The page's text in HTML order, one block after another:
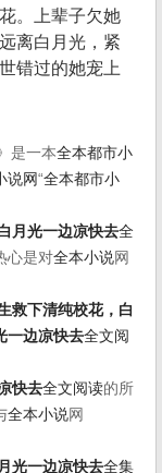
。上辈子欠她
离白月光，紧
错过的她宠上
是一本全本都市小
说网“全本都市小
月光一边凉快去全
心是对全本小说网
救下清纯校花，白
一边凉快去全文阅
快去全文阅读的所
全本小说网
光一边凉快去全集